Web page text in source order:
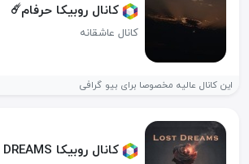
کانال روبیکا حرفام☄️
کانال عاشقانه
این کانال عالیه مخصوصا برای بیو گرافی
کانال روبیکا LOST DREAMS